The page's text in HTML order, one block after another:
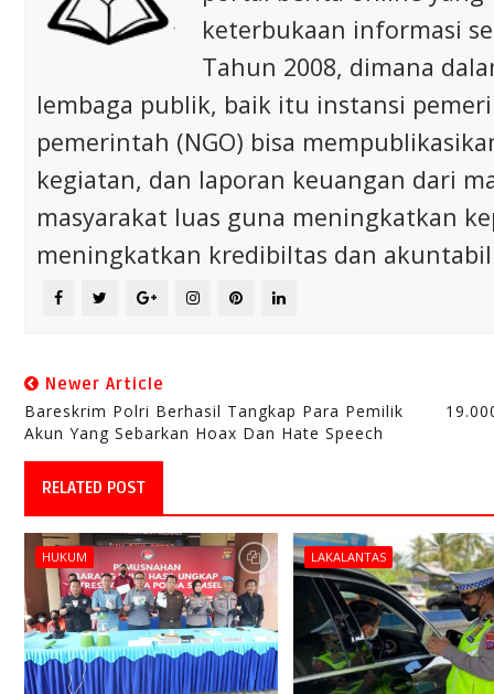
keterbukaan informasi
Tahun 2008, dimana
lembaga publik, baik itu instansi
pemerintah (NGO) bisa
kegiatan, dan laporan keuangan dari
masyarakat luas guna meningkatkan
meningkatkan kredibiltas dan
Newer Article
Bareskrim Polri Berhasil Tangkap Para Pemilik
Akun Yang Sebarkan Hoax Dan Hate Speech
RELATED POST
HUKUM LAKALANTAS